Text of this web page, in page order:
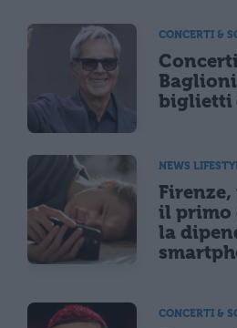
CONCERTI &
Baglioni
biglietti
NEWS
Firenze,
il primo
la
CONCERTI &